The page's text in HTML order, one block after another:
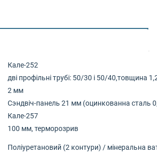
Кале-252
дві профільні трубі: 50/30 і 50/
2 мм
Сэндвіч-панель 21 мм (оцинкованна сталь
Кале-257
100 мм, терморозрив
Поліуретановий (2 контури) / мінеральна